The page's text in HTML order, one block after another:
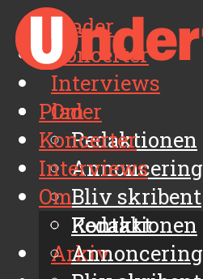
Plader
Koncerter
Interviews
Om
Redaktionen
Annoncering
Bliv skribent
Kontakt
Arkiv
Plader
Koncerter
Interviews
Om
Redaktionen
Annoncering